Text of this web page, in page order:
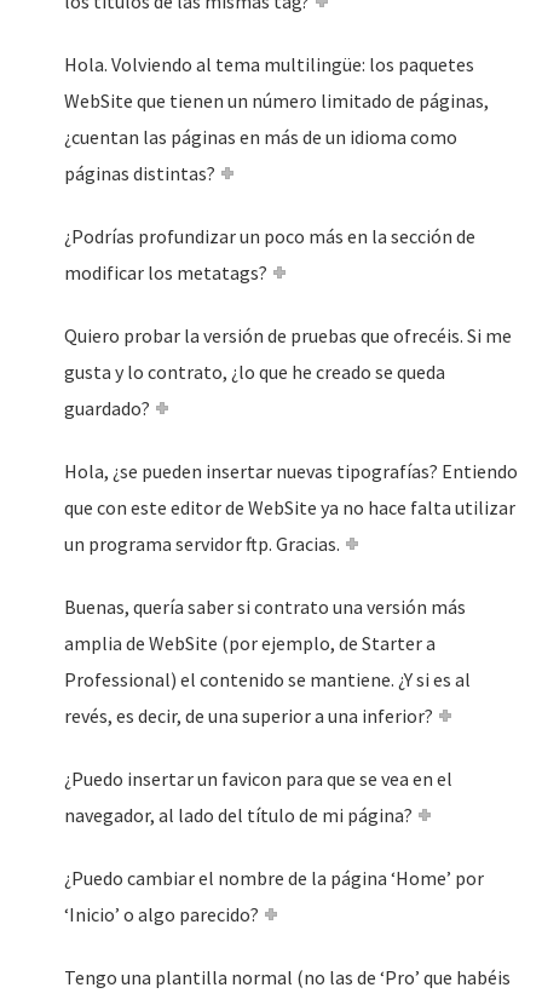
Hola. Volviendo al tema multilingüe: los paquetes
WebSite que tienen un número limitado de páginas,
¿cuentan las páginas en más de un idioma como
páginas distintas?
¿Podrías profundizar un poco más en la sección de
modificar los metatags?
Quiero probar la versión de pruebas que ofrecéis. Si me
gusta y lo contrato, ¿lo que he creado se queda
guardado?
Hola, ¿se pueden insertar nuevas tipografías? Entiendo
que con este editor de WebSite ya no hace falta utilizar
un programa servidor ftp. Gracias.
Buenas, quería saber si contrato una versión más
amplia de WebSite (por ejemplo, de Starter a
Professional) el contenido se mantiene. ¿Y si es al
revés, es decir, de una superior a una inferior?
¿Puedo insertar un favicon para que se vea en el
navegador, al lado del título de mi página?
¿Puedo cambiar el nombre de la página ‘Home’ por
‘Inicio’ o algo parecido?
Tengo una plantilla normal (no las de ‘Pro’ que habéis